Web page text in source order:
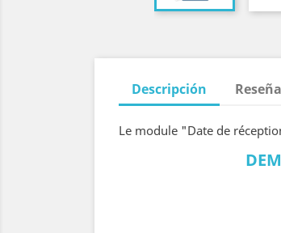
Descripción
Le module "Date de